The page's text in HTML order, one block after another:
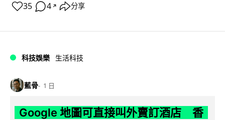
35 4 ↗ 分享
科技娛樂 生活科技
藍骨 1 日
Google 地圖可直接叫外賣訂酒店 香